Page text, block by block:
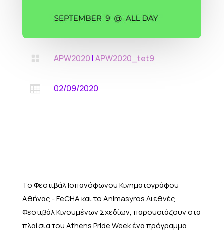
 APW2020 |APW2020_tet9
 02/09/2020
Το Φεστιβάλ Ισπανόφωνου Κινηματογράφου
Αθήνας - FeCHA και το Animasyros Διεθνές
Φεστιβάλ Κινουμένων Σχεδίων, παρουσιάζουν στα
πλαίσια του Athens Pride Week ένα πρόγραμμα